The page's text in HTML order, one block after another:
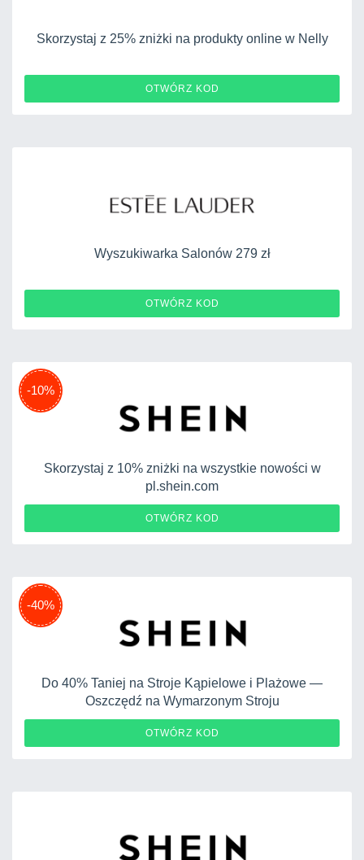
Skorzystaj z 25% zniżki na produkty online w Nelly
OTWÓRZ KOD
Wyszukiwarka Salonów 279 zł
OTWÓRZ KOD
-10%
Skorzystaj z 10% zniżki na wszystkie nowości w
pl.shein.com
OTWÓRZ KOD
-40%
Do 40% Taniej na Stroje Kąpielowe i Plażowe —
Oszczędź na Wymarzonym Stroju
OTWÓRZ KOD